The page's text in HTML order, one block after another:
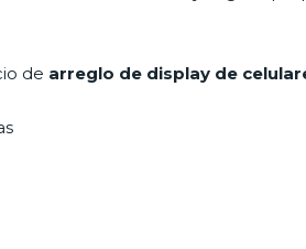
de arreglo de display de